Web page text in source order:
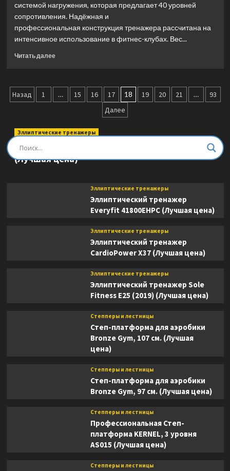
цена)
системой нагружения, которая предлагает 40 уровней
сопротивления. Надёжная и
профессиональная конструкция тренажера рассчитана на
интенсивное использование в фитнес-клубах. Вес...
Читать далееПрочитать
тренажер
Kraft
(Лучшая
Пагинация
Назад 1 … 15 16 17 18 19 20 21 …
93
Далее
Эллиптические тренажеры
Эллиптический тренажер DFC E8745T
(Лучшая цена)
Эллиптические тренажеры
Эллиптический тренажер
Everyfit 41800EHPC (Лучшая цена)
Эллиптические тренажеры
Эллиптический тренажер
CardioPower X37 (Лучшая цена)
Эллиптические тренажеры
Эллиптический тренажер Sole
Fitness E25 (2019) (Лучшая цена)
Степперы и лестницы
Степ-платформа для аэробики
Bronze Gym, 107 см. (Лучшая
цена)
Степперы и лестницы
Степ-платформа для аэробики
Bronze Gym, 97 см. (Лучшая цена)
Степперы и лестницы
Профессиональная Степ-
платформа KERNEL, 3 уровня
AS015 (Лучшая цена)
Степперы и лестницы